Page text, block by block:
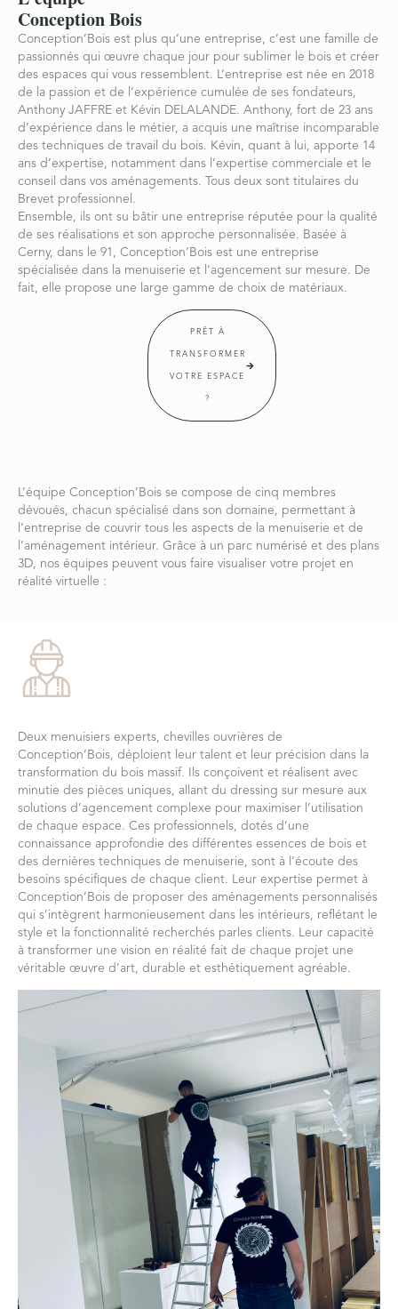
Conception Bois
Conception’Bois est plus qu’une entreprise, c’est une famille de
passionnés qui œuvre chaque jour pour sublimer le bois et créer
des espaces qui vous ressemblent. L’entreprise est née en 2018
de la passion et de l’expérience cumulée de ses fondateurs,
Anthony JAFFRE et Kévin DELALANDE. Anthony, fort de 23 ans
d’expérience dans le métier, a acquis une maîtrise incomparable
des techniques de travail du bois. Kévin, quant à lui, apporte 14
ans d’expertise, notamment dans l’expertise commerciale et le
conseil dans vos aménagements. Tous deux sont titulaires du
Brevet professionnel.
Ensemble, ils ont su bâtir une entreprise réputée pour la qualité
de ses réalisations et son approche personnalisée. Basée à
Cerny, dans le 91, Conception’Bois est une entreprise
spécialisée dans la menuiserie et l’agencement sur mesure. De
fait, elle propose une large gamme de choix de matériaux.
PRÊT À
TRANSFORMER
VOTRE ESPACE
?
L’équipe Conception’Bois se compose de cinq membres
dévoués, chacun spécialisé dans son domaine, permettant à
l’entreprise de couvrir tous les aspects de la menuiserie et de
l’aménagement intérieur. Grâce à un parc numérisé et des plans
3D, nos équipes peuvent vous faire visualiser votre projet en
réalité virtuelle :
Deux menuisiers experts, chevilles ouvrières de
Conception’Bois, déploient leur talent et leur précision dans la
transformation du bois massif. Ils conçoivent et réalisent avec
minutie des pièces uniques, allant du dressing sur mesure aux
solutions d’agencement complexe pour maximiser l’utilisation
de chaque espace. Ces professionnels, dotés d’une
connaissance approfondie des différentes essences de bois et
des dernières techniques de menuiserie, sont à l’écoute des
besoins spécifiques de chaque client. Leur expertise permet à
Conception’Bois de proposer des aménagements personnalisés
qui s’intègrent harmonieusement dans les intérieurs, reflétant le
style et la fonctionnalité recherchés parles clients. Leur capacité
à transformer une vision en réalité fait de chaque projet une
véritable œuvre d’art, durable et esthétiquement agréable.